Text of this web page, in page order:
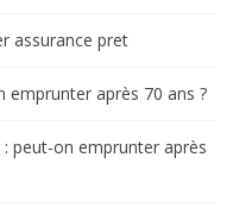
assurance pret
emprunter après 70 ans ?
peut-on emprunter après